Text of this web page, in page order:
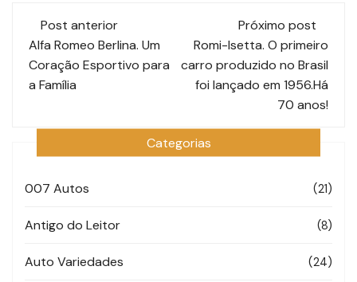
Navegação
de
post
Post anterior
Alfa Romeo Berlina. Um
Coração Esportivo para
a Família
Próximo post
Romi-Isetta. O primeiro
carro produzido no Brasil
foi lançado em 1956.Há
70 anos!
Categorias
007 Autos (21)
Antigo do Leitor (8)
Auto Variedades (24)